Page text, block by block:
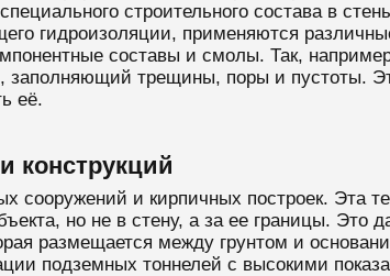
строительного состава в
гидроизоляции, применяются
составы и смолы. Так,
трещины, поры и пустоты.
её.
конструкций
сооружений и кирпичных построек. Эта
но не в стену, а за ее границы. Это
размещается между грунтом и
подземных тоннелей с высокими